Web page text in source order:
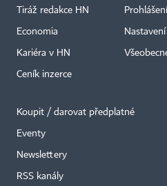
Tiráž redakce HN
Economia
Kariéra v HN
Ceník inzerce
Koupit / darovat předplatné
Eventy
Newslettery
RSS kanály